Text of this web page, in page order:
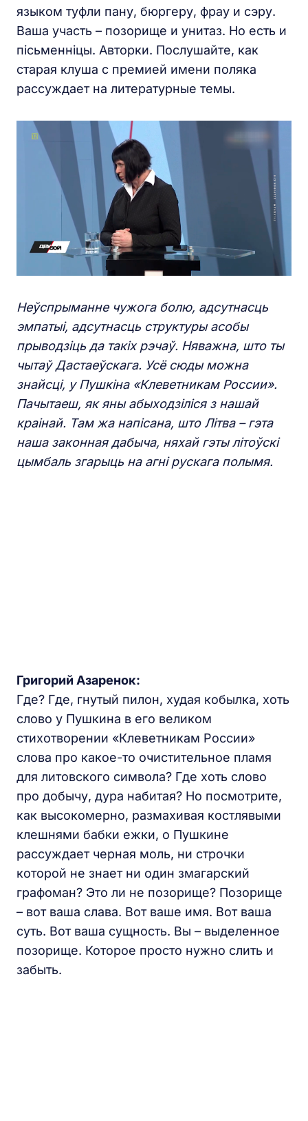
языком туфли пану, бюргеру, фрау и сэру.
Ваша участь – позорище и унитаз. Но есть и
пісьменніцы. Авторки. Послушайте, как
старая клуша с премией имени поляка
рассуждает на литературные темы.
Неўспрыманне чужога болю, адсутнасць
эмпатыі, адсутнасць структуры асобы
прыводзіць да такіх рэчаў. Няважна, што ты
чытаў Дастаеўскага. Усё сюды можна
знайсці, у Пушкіна «Клеветникам России».
Пачытаеш, як яны абыходзіліся з нашай
краінай. Там жа напісана, што Літва – гэта
наша законная дабыча, няхай гэты літоўскі
цымбаль згарыць на агні рускага полымя.
Григорий Азаренок:
Где? Где, гнутый пилон, худая кобылка, хоть
слово у Пушкина в его великом
стихотворении «Клеветникам России»
слова про какое-то очистительное пламя
для литовского символа? Где хоть слово
про добычу, дура набитая? Но посмотрите,
как высокомерно, размахивая костлявыми
клешнями бабки ежки, о Пушкине
рассуждает черная моль, ни строчки
которой не знает ни один змагарский
графоман? Это ли не позорище? Позорище
– вот ваша слава. Вот ваше имя. Вот ваша
суть. Вот ваша сущность. Вы – выделенное
позорище. Которое просто нужно слить и
забыть.